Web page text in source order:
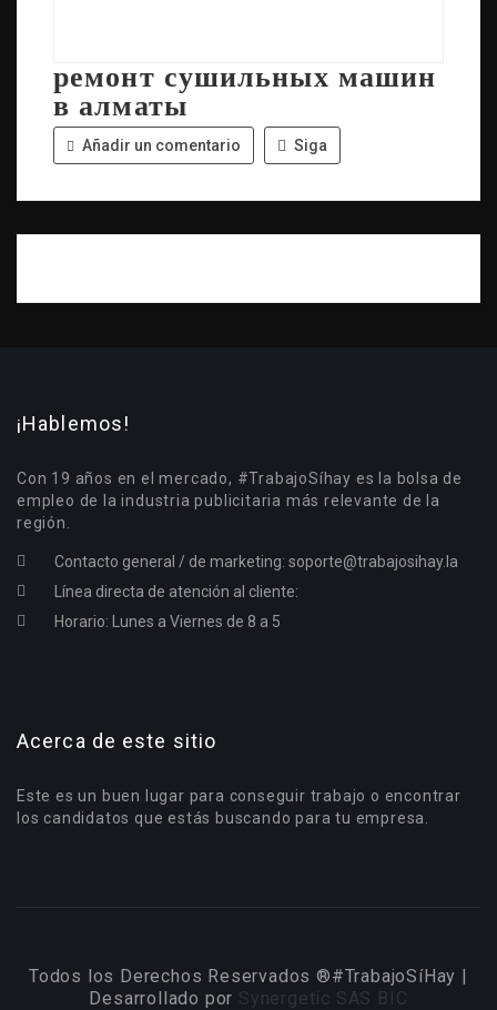
ремонт сушильных машин
в алматы
Añadir un comentario Siga
¡Hablemos!
Con 19 años en el mercado, #TrabajoSíhay es la bolsa de
empleo de la industria publicitaria más relevante de la
región.
Contacto general / de marketing: soporte@trabajosihay.la
Línea directa de atención al cliente:
Horario: Lunes a Viernes de 8 a 5
Acerca de este sitio
Este es un buen lugar para conseguir trabajo o encontrar
los candidatos que estás buscando para tu empresa.
Todos los Derechos Reservados ®#TrabajoSíHay |
Desarrollado por Synergetic SAS BIC